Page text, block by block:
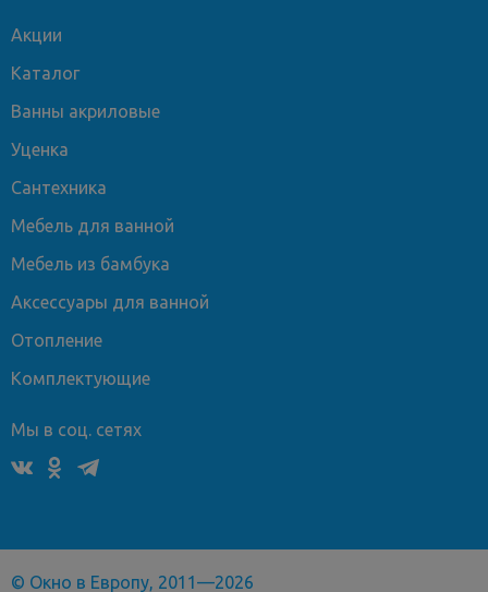
Акции
Каталог
Ванны акриловые
Уценка
Сантехника
Мебель для ванной
Мебель из бамбука
Аксессуары для ванной
Отопление
Комплектующие
Мы в соц. сетях
© Окно в Европу, 2011—2026